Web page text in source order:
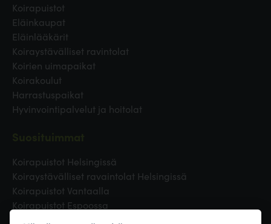
Koirapuistot
Eläinkaupat
Eläinlääkärit
Koiraystävälliset ravintolat
Koirien uimapaikat
Koirakoulut
Harrastuspaikat
Hyvinvointipalvelut ja hoitolat
Koirapuistot Helsingissä
Koiraystävälliset ravaintolat Helsingissä
Koirapuistot Vantaalla
Koirapuistot Espoossa